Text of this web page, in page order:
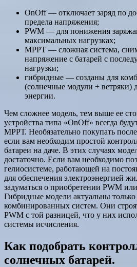
OnOff — отключает заряд по
предела напряжения;
PWM — для понижения
максимальных нагрузках;
МРРТ — сложная система,
напряжение с батарей с
нагрузки;
гибридные — созданы для
(солнечные модули + ветряки)
энергии.
Чем сложнее модель, тем выше ее
устройства типа «OnOff» всегда
МРРТ. Необязательно покупать
если вам необходим простой
батареи на даче. В этих случаях
достаточно. Если вам необходимо
гелиосистеме, работающей на
для обеспечения электроэнергией
задуматься о приобретении PWM
Гибридные модели актуальны только
комбинированных систем. Они
PWM с той разницей, что у них
системы исчисления.
Как подобрать
солнечных батарей.